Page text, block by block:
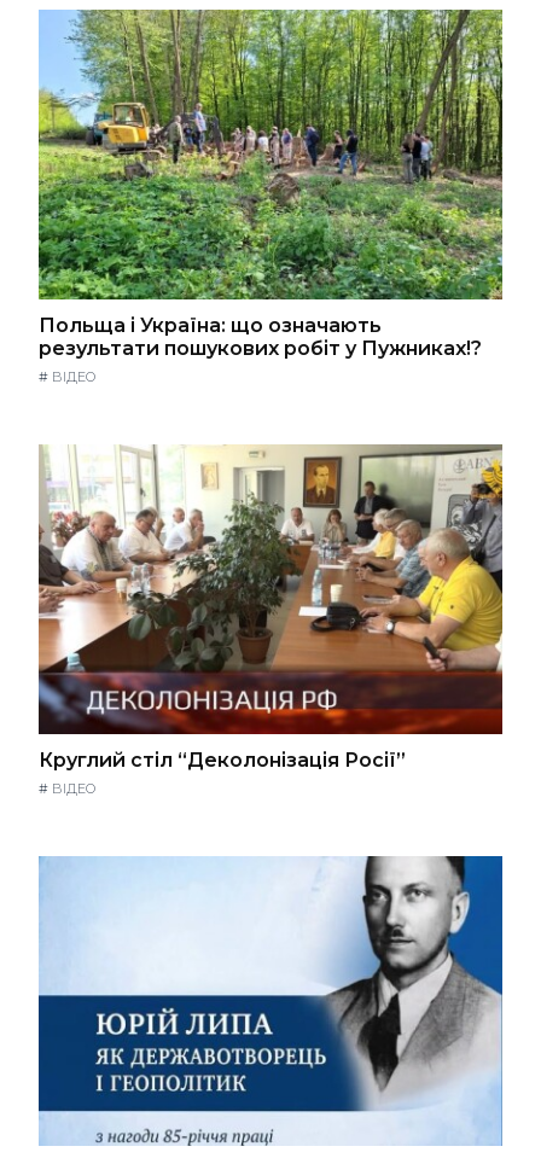
Польща і Україна: що означають
результати пошукових робіт у Пужниках!?
# ВІДЕО
Круглий стіл “Деколонізація Росії”
# ВІДЕО